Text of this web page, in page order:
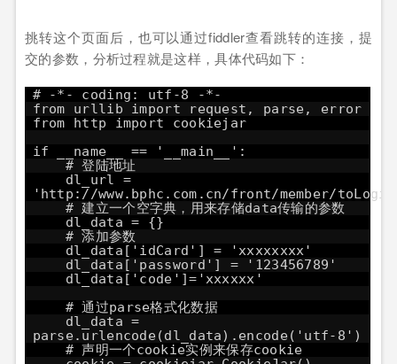
挑转这个页面后，也可以通过fiddler查看跳转的连接，提
交的参数，分析过程就是这样，具体代码如下：
# -*- coding: utf-8 -*-
from urllib import request, parse, error
from http import cookiejar
if __name__ == '__main__':
# 登陆地址
dl_url =
' http://www.bphc.com.cn/front/member/toLogin
# 建立一个空字典，用来存储data传输的参数
dl_data = {}
# 添加参数
dl_data['idCard'] = 'xxxxxxxx'
dl_data['password'] = '123456789'
dl_data['code']='xxxxxx'
# 通过parse格式化数据
dl_data =
parse.urlencode(dl_data).encode('utf-8')
# 声明一个cookie实例来保存cookie